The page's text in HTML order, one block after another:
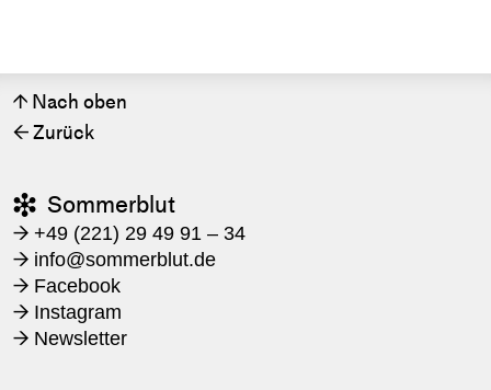
↑ Nach oben
← Zurück
 Sommerblut
→ +49 (221) 29 49 91 – 34
→ ​info@sommerblut.de
→ Facebook
→ Instagram
→ Newsletter